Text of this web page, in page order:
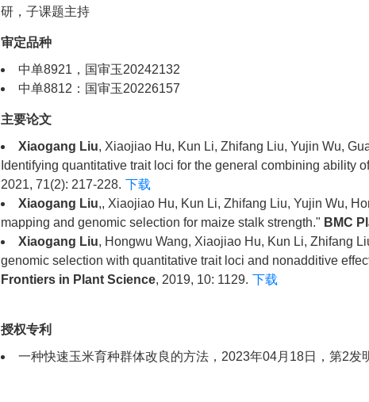
研，子课题主持
审定品种
中单8921，国审玉20242132
中单8812：国审玉20226157
主要论文
Xiaogang Liu, Xiaojiao Hu, Kun Li, Zhifang Liu, Yujin Wu,
Identifying quantitative trait loci for the general combining ability
2021, 71(2): 217-228. 下载
Xiaogang Liu,, Xiaojiao Hu, Kun Li, Zhifang Liu, Yujin Wu,
mapping and genomic selection for maize stalk strength." BMC
Xiaogang Liu, Hongwu Wang, Xiaojiao Hu, Kun Li, Zhifang
genomic selection with quantitative trait loci and nonadditive
Frontiers in Plant Science, 2019, 10: 1129. 下载
授权专利
一种快速玉米育种群体改良的方法，2023年04月18日，第2发